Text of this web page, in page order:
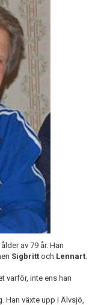
av 79 år. Han
Sigbritt och Lennart.
varför, inte ens han
Han växte upp i Älvsjö,